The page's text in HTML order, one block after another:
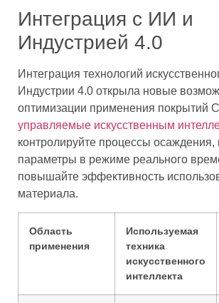
Интеграция с ИИ и
Индустрией 4.0
Интеграция технологий
Индустрии 4.0 открыла новые
оптимизации применения покрытий
управляемые искусственным
контролируйте процессы осаждения,
параметры в режиме реального
повышайте эффективность
материала.
Область
применения
Используемая
техника
искусственного
интеллекта